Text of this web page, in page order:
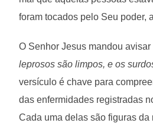
foram tocados pelo Seu poder,
O Senhor Jesus mandou
leprosos são limpos, e os
versículo é chave para
das enfermidades registradas
Cada uma delas são figuras